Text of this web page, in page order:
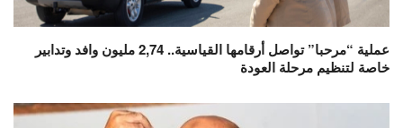
عملية “مرحبا” تواصل أرقامها القياسية.. 2,74 مليون وافد وتدابير
خاصة لتنظيم مرحلة العودة